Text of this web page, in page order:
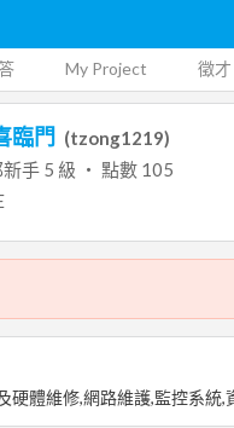
My Project 徵才
臨門 (tzong1219)
手 5 級 ‧ 點數 105
硬體維修,網路維護,監控系統,